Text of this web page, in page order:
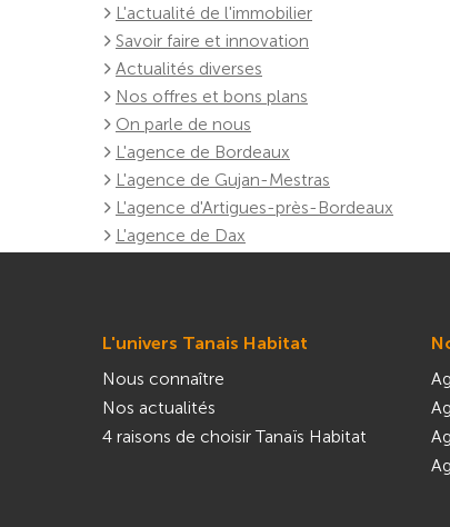
L'actualité de l'immobilier
Savoir faire et innovation
Actualités diverses
Nos offres et bons plans
On parle de nous
L'agence de Bordeaux
L'agence de Gujan-Mestras
L'agence d'Artigues-près-Bordeaux
L'agence de Dax
L'univers Tanais Habitat
Nous connaître
Nos actualités
4 raisons de choisir Tanaïs Habitat